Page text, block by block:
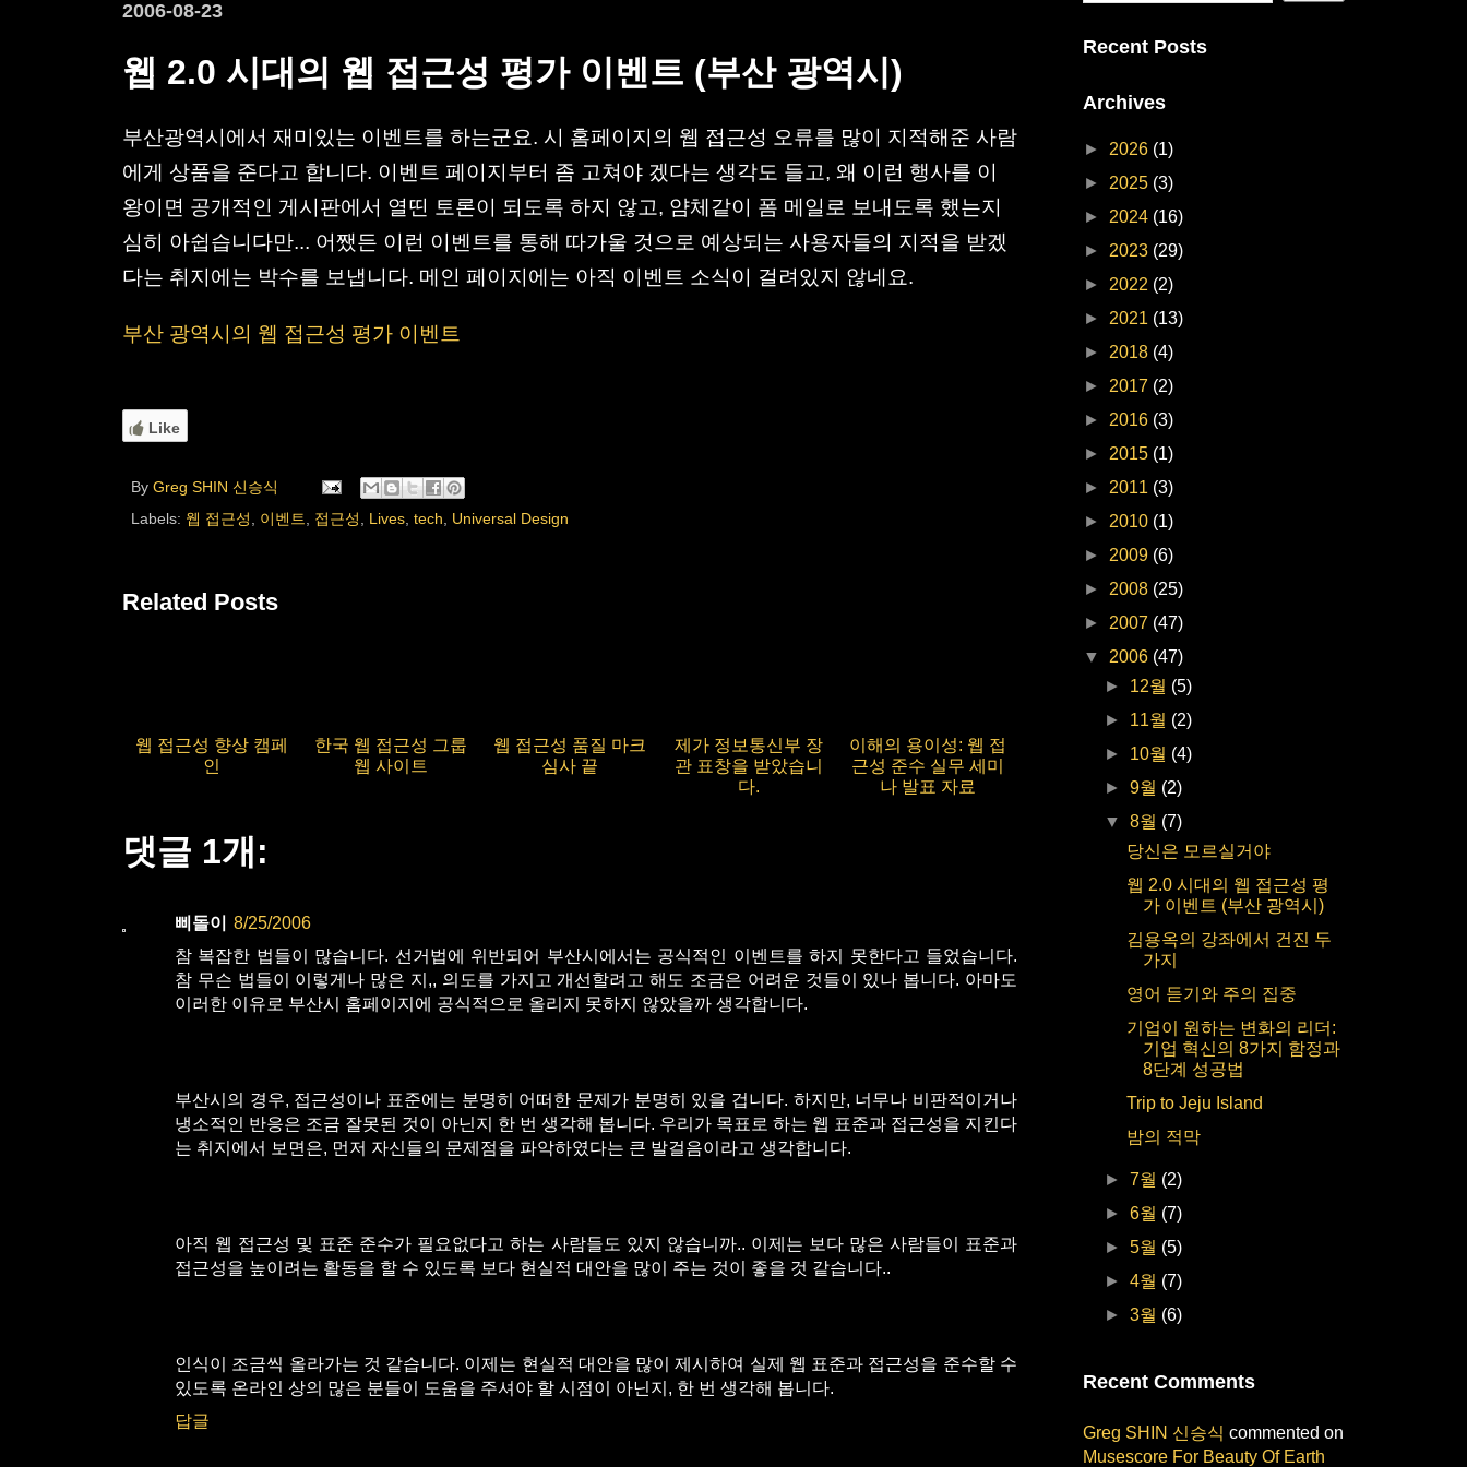
2006-08-23
웹 2.0 시대의 웹 접근성 평가 이벤트 (부산 광역시)
부산광역시에서 재미있는 이벤트를 하는군요. 시 홈페이지의 웹 접근성 오류를 많이 지적해준 사람
에게 상품을 준다고 합니다. 이벤트 페이지부터 좀 고쳐야 겠다는 생각도 들고, 왜 이런 행사를 이
왕이면 공개적인 게시판에서 열띤 토론이 되도록 하지 않고, 얌체같이 폼 메일로 보내도록 했는지
심히 아쉽습니다만... 어쨌든 이런 이벤트를 통해 따가울 것으로 예상되는 사용자들의 지적을 받겠
다는 취지에는 박수를 보냅니다. 메인 페이지에는 아직 이벤트 소식이 걸려있지 않네요.
부산 광역시의 웹 접근성 평가 이벤트
Like
By Greg SHIN 신승식
Labels: 웹 접근성 이벤트 접근성 Lives tech Universal Design
Related Posts
웹 접근성 향상 캠페
인
한국 웹 접근성 그룹
웹 사이트
웹 접근성 품질 마크
심사 끝
제가 정보통신부 장
관 표창을 받았습니
다.
이해의 용이성: 웹 접
근성 준수 실무 세미
나 발표 자료
댓글 1개:
삐돌이
8/25/2006
참 복잡한 법들이 많습니다. 선거법에 위반되어 부산시에서는 공식적인 이벤트를 하지 못한다고 들었습니다.
참 무슨 법들이 이렇게나 많은 지,, 의도를 가지고 개선할려고 해도 조금은 어려운 것들이 있나 봅니다. 아마도
이러한 이유로 부산시 홈페이지에 공식적으로 올리지 못하지 않았을까 생각합니다.
부산시의 경우, 접근성이나 표준에는 분명히 어떠한 문제가 분명히 있을 겁니다. 하지만, 너무나 비판적이거나
냉소적인 반응은 조금 잘못된 것이 아닌지 한 번 생각해 봅니다. 우리가 목표로 하는 웹 표준과 접근성을 지킨다
는 취지에서 보면은, 먼저 자신들의 문제점을 파악하였다는 큰 발걸음이라고 생각합니다.
아직 웹 접근성 및 표준 준수가 필요없다고 하는 사람들도 있지 않습니까.. 이제는 보다 많은 사람들이 표준과
접근성을 높이려는 활동을 할 수 있도록 보다 현실적 대안을 많이 주는 것이 좋을 것 같습니다..
인식이 조금씩 올라가는 것 같습니다. 이제는 현실적 대안을 많이 제시하여 실제 웹 표준과 접근성을 준수할 수
있도록 온라인 상의 많은 분들이 도움을 주셔야 할 시점이 아닌지, 한 번 생각해 봅니다.
답글
Recent Posts
Archives
► 2026 (1)
► 2025 (3)
► 2024 (16)
► 2023 (29)
► 2022 (2)
► 2021 (13)
► 2018 (4)
► 2017 (2)
► 2016 (3)
► 2015 (1)
► 2011 (3)
► 2010 (1)
► 2009 (6)
► 2008 (25)
► 2007 (47)
▼ 2006 (47)
► 12월 (5)
► 11월 (2)
► 10월 (4)
►9월 (2)
▼8월 (7)
당신은 모르실거야
웹 2.0 시대의 웹 접근성 평
가 이벤트 (부산 광역시)
김용옥의 강좌에서 건진 두
가지
영어 듣기와 주의 집중
기업이 원하는 변화의 리더:
기업 혁신의 8가지 함정과
8단계 성공법
Trip to Jeju Island
밤의 적막
►7월 (2)
►6월 (7)
►5월 (5)
►4월 (7)
►3월 (6)
Recent Comments
Greg SHIN 신승식 commented on
Musescore For Beauty Of Earth